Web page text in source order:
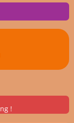
!